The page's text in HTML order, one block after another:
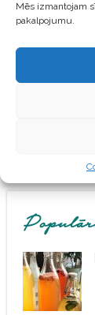
Mēs izmantojam
pakalpojumu.
SAGLABĀJIET
E-PASTA
ŠAJĀ